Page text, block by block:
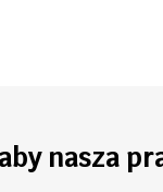
nasza